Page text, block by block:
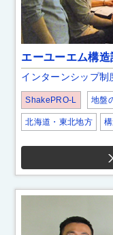
エーユーエム構
インターンシップ制
ShakePRO-L 地盤
北海道・東北地方